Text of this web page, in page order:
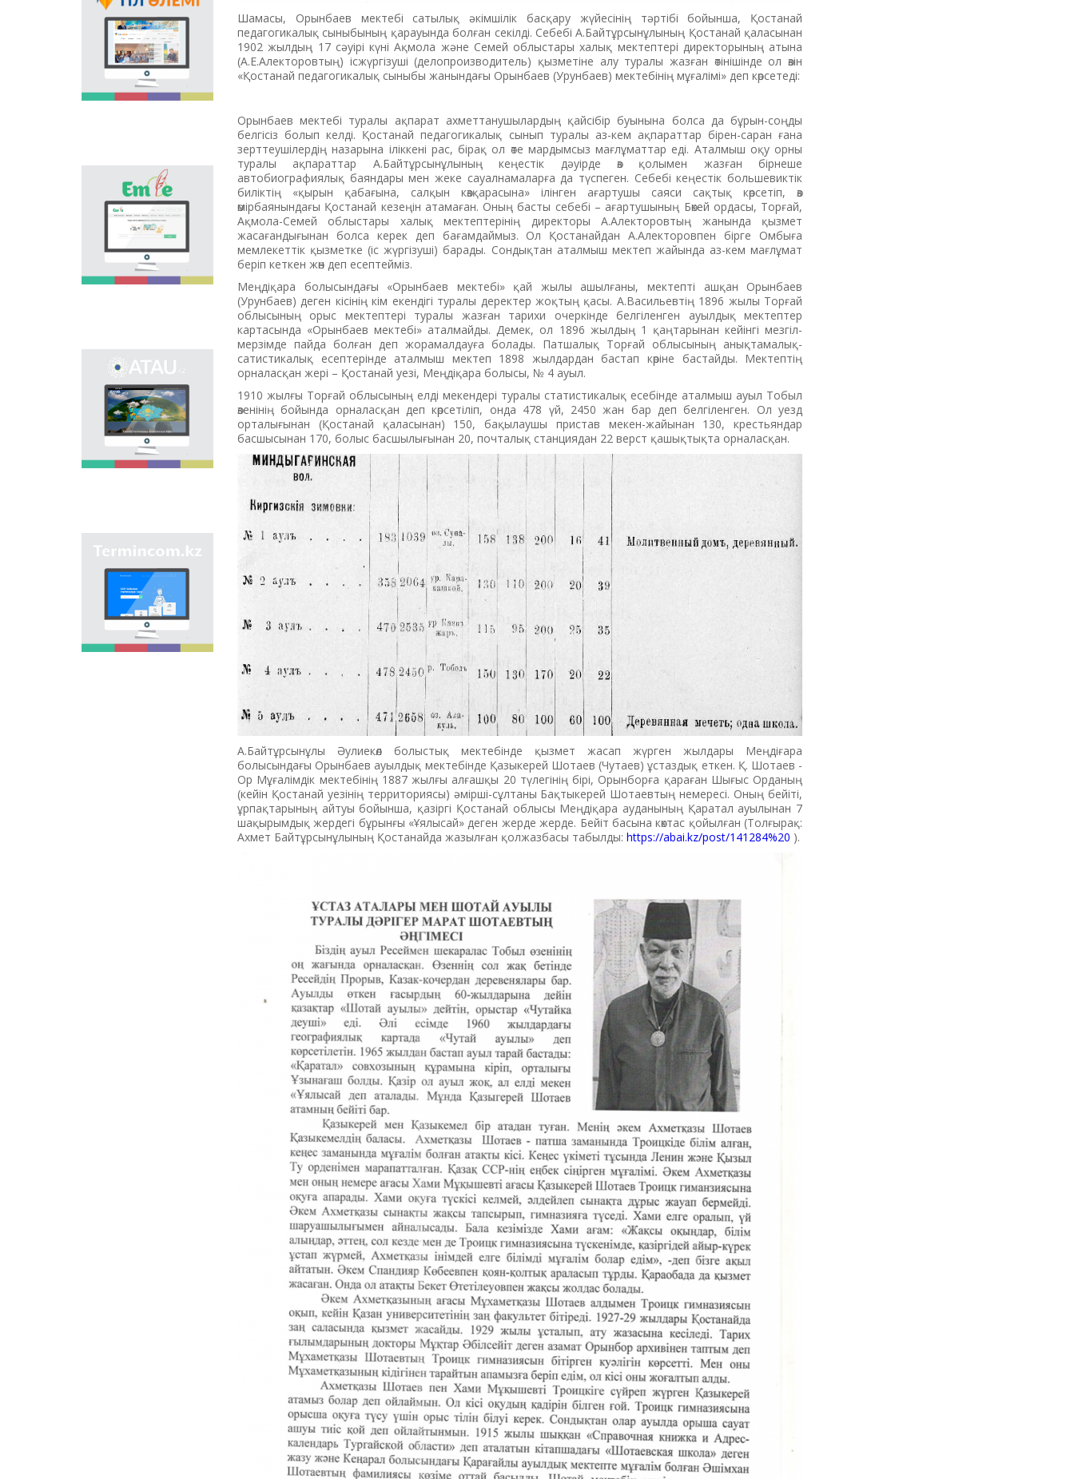
қолданыс аясының
кеңеюінде ғаламтор
арқылы тілді
насихаттаудың
маңызы аса зор.
Еліміздегі осы
бағыттағы алғашқы
саясатын көпшілікке
насихаттауға және
таныстыруға үлесін
қосады.
«Emle.kz»
электрондық базасы
қазақ тілінің
орфографиясына
арналған. Бұл базада
қазақ тілінің
қолданыстағы
бекітілген
салаға байланысты
ғылыми әдебиеттер
берілген.
Ономастикалық
электрондық базаны
ашудың негізгі
мақсаты - еліміздің
өңірлеріндегі көше,
елдімекен,
мекемелер мен түрлі
нысандарға берілген
ономастикалық
атауларды
біріздендіру.
"Termincom.kz" сайты
- қазақ
терминологиясын
жүйелеуге,
терминологиялық
қорды толықтыруға,
терминдерді және
атауларды қазақ
Шамасы, Орынбаев мектебі сатылық әкімшілік басқару жүйесінің тәртібі бойынша, Қостанай
педагогикалық сыныбының қарауында болған секілді. Себебі А.Байтұрсынұлының Қостанай қаласынан
1902 жылдың 17 сәуірі күні Ақмола және Семей облыстары халық мектептері директорының атына
(А.Е.Алекторовтың) ісжүргізуші (делопроизводитель) қызметіне алу туралы жазған өтінішінде ол өзін
«Қостанай педагогикалық сыныбы жанындағы Орынбаев (Урунбаев) мектебінің мұғалімі» деп көрсетеді:
Орынбаев мектебі туралы ақпарат ахметтанушылардың қайсібір буынына болса да бұрын-соңды
белгісіз болып келді. Қостанай педагогикалық сынып туралы аз-кем ақпараттар бірен-саран ғана
зерттеушілердің назарына іліккені рас, бірақ ол өте мардымсыз мағлұматтар еді. Аталмыш оқу орны
туралы ақпараттар А.Байтұрсынұлының кеңестік дәуірде өз қолымен жазған бірнеше
автобиографиялық баяндары мен жеке сауалнамаларға да түспеген. Себебі кеңестік большевиктік
биліктің «қырын қабағына, салқын көзқарасына» ілінген ағартушы саяси сақтық көрсетіп, өз
өмірбаянындағы Қостанай кезеңін атамаған. Оның басты себебі – ағартушының Бөкей ордасы, Торғай,
Ақмола-Семей облыстары халық мектептерінің директоры А.Алекторовтың жанында қызмет
жасағандығынан болса керек деп бағамдаймыз. Ол Қостанайдан А.Алекторовпен бірге Омбыға
мемлекеттік қызметке (іс жүргізуші) барады. Сондықтан аталмыш мектеп жайында аз-кем мағлұмат
беріп кеткен жөн деп есептейміз.
Меңдіқара болысындағы «Орынбаев мектебі» қай жылы ашылғаны, мектепті ашқан Орынбаев
(Урунбаев) деген кісінің кім екендігі туралы деректер жоқтың қасы. А.Васильевтің 1896 жылы Торғай
облысының орыс мектептері туралы жазған тарихи очеркінде белгіленген ауылдық мектептер
картасында «Орынбаев мектебі» аталмайды. Демек, ол 1896 жылдың 1 қаңтарынан кейінгі мезгіл-
мерзімде пайда болған деп жорамалдауға болады. Патшалық Торғай облысының анықтамалық-
сатистикалық есептерінде аталмыш мектеп 1898 жылдардан бастап көріне бастайды. Мектептің
орналасқан жері – Қостанай уезі, Меңдіқара болысы, № 4 ауыл.
1910 жылғы Торғай облысының елді мекендері туралы статистикалық есебінде аталмыш ауыл Тобыл
өзенінің бойында орналасқан деп көрсетіліп, онда 478 үй, 2450 жан бар деп белгіленген. Ол уезд
орталығынан (Қостанай қаласынан) 150, бақылаушы пристав мекен-жайынан 130, крестьяндар
басшысынан 170, болыс басшылығынан 20, почталық станциядан 22 верст қашықтықта орналасқан.
А.Байтұрсынұлы Әулиекөл болыстық мектебінде қызмет жасап жүрген жылдары Меңдіғара
болысындағы Орынбаев ауылдық мектебінде Қазыкерей Шотаев (Чутаев) ұстаздық еткен. Қ. Шотаев -
Ор Мұғалімдік мектебінің 1887 жылғы алғашқы 20 түлегінің бірі, Орынборға қараған Шығыс Орданың
(кейін Қостанай уезінің территориясы) әмірші-сұлтаны Бақтыкерей Шотаевтың немересі. Оның бейіті,
ұрпақтарының айтуы бойынша, қазіргі Қостанай облысы Меңдіқара ауданының Қаратал ауылынан 7
шақырымдық жердегі бұрынғы «Ұялысай» деген жерде жерде. Бейіт басына көктас қойылған (Толғырақ:
Ахмет Байтұрсынұлының Қостанайда жазылған қолжазбасы табылды: https://abai.kz/post/141284%20 ).